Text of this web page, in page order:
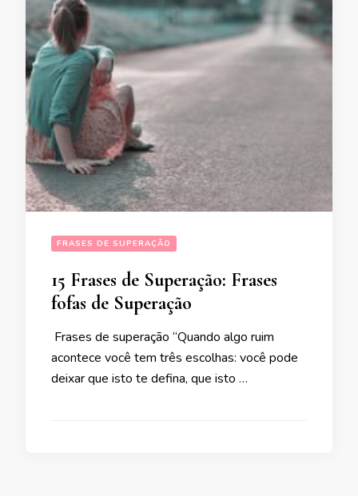
FRASES DE SUPERAÇÃO
15 Frases de Superação: Frases
fofas de Superação
Frases de superação “Quando algo ruim
acontece você tem três escolhas: você pode
deixar que isto te defina, que isto …